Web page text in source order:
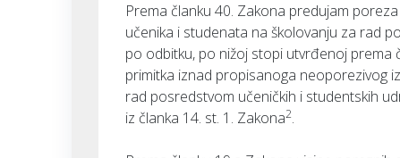
Prema članku 40. Zakona predujam
učenika i studenata na školovanju za rad
po odbitku, po nižoj stopi utvrđenoj prema
primitka iznad propisanoga neoporezivog
rad posredstvom učeničkih i studentskih
iz članka 14. st. 1. Zakona2.